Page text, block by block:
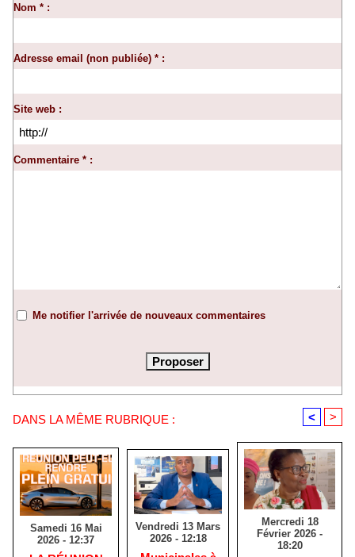
Nom * :
Adresse email (non publiée) * :
Site web :
Commentaire * :
Me notifier l'arrivée de nouveaux commentaires
DANS LA MÊME RUBRIQUE : < >
Samedi 16 Mai
2026 - 12:37
Vendredi 13 Mars
2026 - 12:18
Mercredi 18
Février 2026 -
18:20